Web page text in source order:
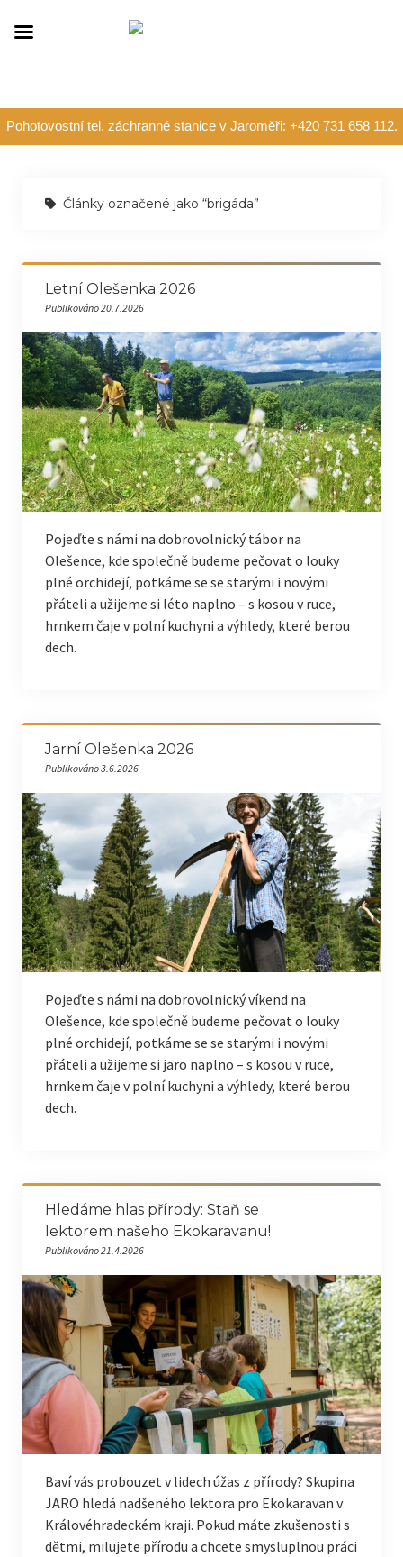
Pohotovostní tel. záchranné stanice v Jaroměři: +420 731 658 112.
Články označené jako “brigáda”
Letní Olešenka 2026
Publikováno 20.7.2026
Pojeďte s námi na dobrovolnický tábor na
Olešence, kde společně budeme pečovat o louky
plné orchidejí, potkáme se se starými i novými
přáteli a užijeme si léto naplno – s kosou v ruce,
hrnkem čaje v polní kuchyni a výhledy, které berou
dech.
Jarní Olešenka 2026
Publikováno 3.6.2026
Pojeďte s námi na dobrovolnický víkend na
Olešence, kde společně budeme pečovat o louky
plné orchidejí, potkáme se se starými i novými
přáteli a užijeme si jaro naplno – s kosou v ruce,
hrnkem čaje v polní kuchyni a výhledy, které berou
dech.
Hledáme hlas přírody: Staň se
lektorem našeho Ekokaravanu!
Publikováno 21.4.2026
Baví vás probouzet v lidech úžas z přírody? Skupina
JARO hledá nadšeného lektora pro Ekokaravan v
Královéhradeckém kraji. Pokud máte zkušenosti s
dětmi, milujete přírodu a chcete smysluplnou práci